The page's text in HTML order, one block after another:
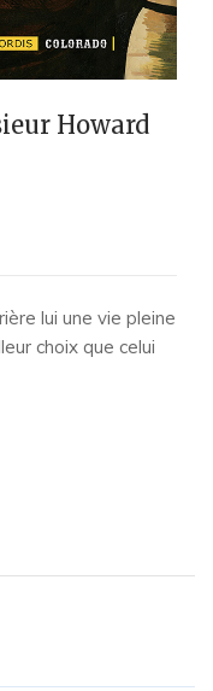
Howard
lui une vie pleine
choix que celui